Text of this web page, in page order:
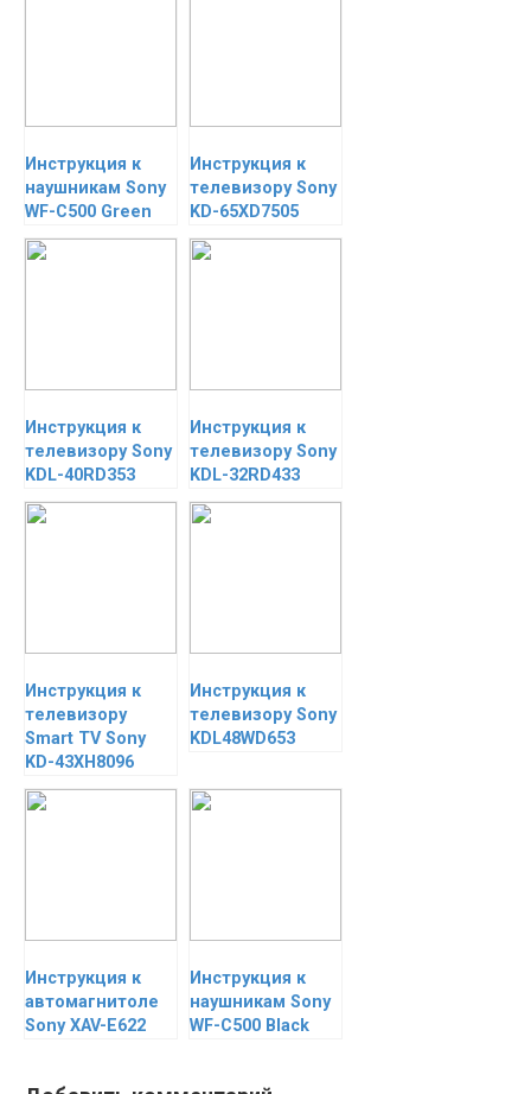
Инструкция к
наушникам Sony
WF-C500 Green
Инструкция к
телевизору Sony
KD-65XD7505
Инструкция к
телевизору Sony
KDL-40RD353
Инструкция к
телевизору Sony
KDL-32RD433
Инструкция к
телевизору
Smart TV Sony
KD-43XH8096
Инструкция к
телевизору Sony
KDL48WD653
Инструкция к
автомагнитоле
Sony XAV-E622
Инструкция к
наушникам Sony
WF-C500 Black